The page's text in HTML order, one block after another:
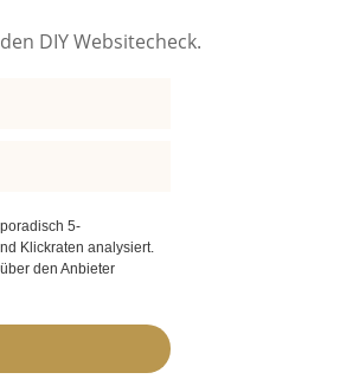
DIY Websitecheck.
5-
Klickraten analysiert.
den Anbieter